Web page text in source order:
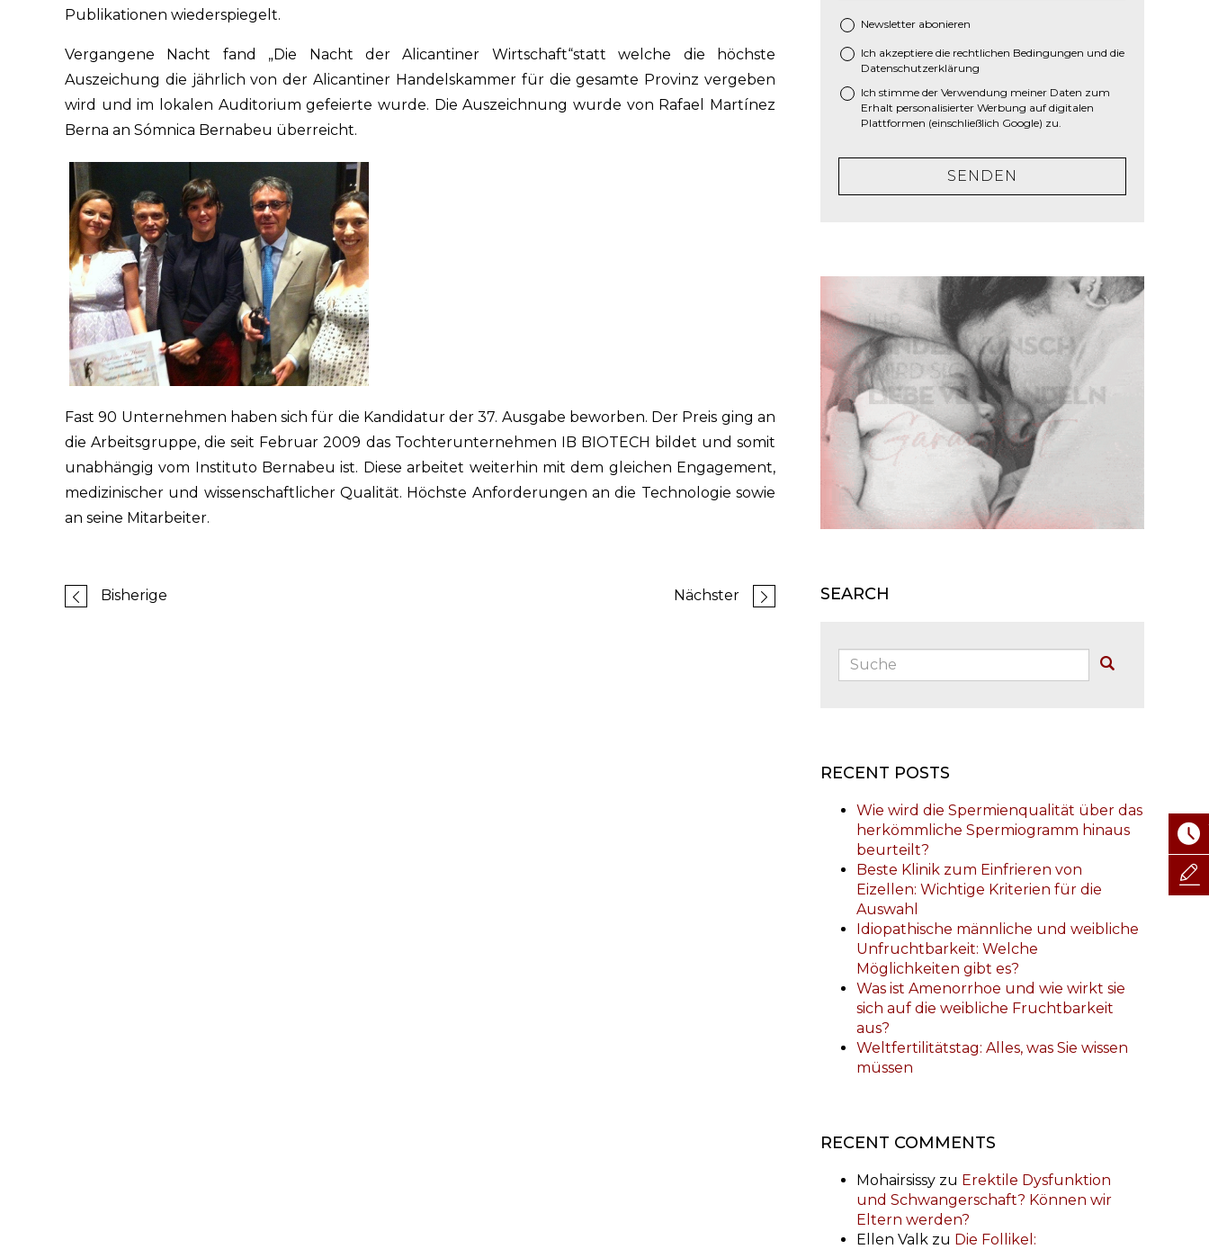
Publikationen wiederspiegelt.
Vergangene Nacht fand „Die Nacht der Alicantiner Wirtschaft“statt welche die höchste
Auszeichung die jährlich von der Alicantiner Handelskammer für die gesamte Provinz vergeben
wird und im lokalen Auditorium gefeierte wurde. Die Auszeichnung wurde von Rafael Martínez
Berna an Sómnica Bernabeu überreicht.
Fast 90 Unternehmen haben sich für die Kandidatur der 37. Ausgabe beworben. Der Preis ging an
die Arbeitsgruppe, die seit Februar 2009 das Tochterunternehmen IB BIOTECH bildet und somit
unabhängig vom Instituto Bernabeu ist. Diese arbeitet weiterhin mit dem gleichen Engagement,
medizinischer und wissenschaftlicher Qualität. Höchste Anforderungen an die Technologie sowie
an seine Mitarbeiter.
Bisherige Nächster
Newsletter abonieren
* Ich akzeptiere die rechtlichen Bedingungen und die
Datenschutzerklärung
Ich stimme der Verwendung meiner Daten zum
Erhalt personalisierter Werbung auf digitalen
Plattformen (einschließlich Google) zu.
SENDEN
SEARCH
Suche:
RECENT POSTS
Wie wird die Spermienqualität über das
herkömmliche Spermiogramm hinaus
beurteilt?
Beste Klinik zum Einfrieren von
Eizellen: Wichtige Kriterien für die
Auswahl
Idiopathische männliche und weibliche
Unfruchtbarkeit: Welche
Möglichkeiten gibt es?
Was ist Amenorrhoe und wie wirkt sie
sich auf die weibliche Fruchtbarkeit
aus?
Weltfertilitätstag: Alles, was Sie wissen
müssen
RECENT COMMENTS
Mohairsissy zu Erektile Dysfunktion
und Schwangerschaft? Können wir
Eltern werden?
Ellen Valk zu Die Follikel: